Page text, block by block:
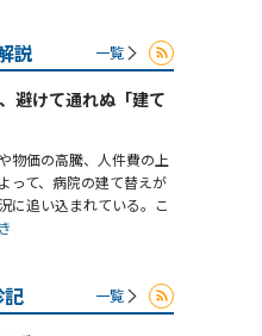
説 一覧
避けて通れぬ「建て
物価の高騰、人件費の上
って、病院の建て替えが
に追い込まれている。こ
一覧